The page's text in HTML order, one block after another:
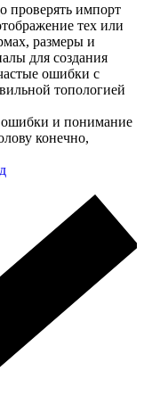
проверять импорт
тех или
размеры и
для создания
ошибки с
топологией
ошибки и понимание
конечно,